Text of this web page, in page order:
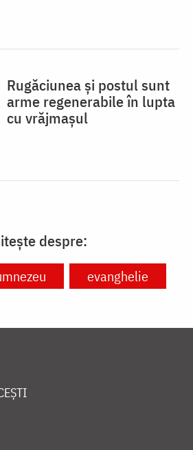
Rugăciunea și postul sunt
arme regenerabile în lupta
cu vrăjmașul
despre:
evanghelie